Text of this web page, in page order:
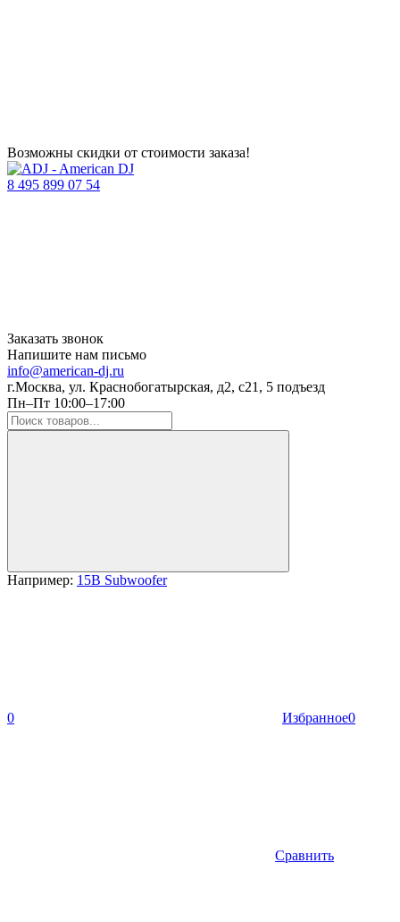
Возможны скидки от стоимости заказа!
8 495 899 07 54
Заказать звонок
Напишите нам письмо
info@american-dj.ru
г.Москва, ул. Краснобогатырская, д2, с21, 5 подъезд
Пн–Пт 10:00–17:00
Например: 15B Subwoofer
0 Избранное0
Сравнить